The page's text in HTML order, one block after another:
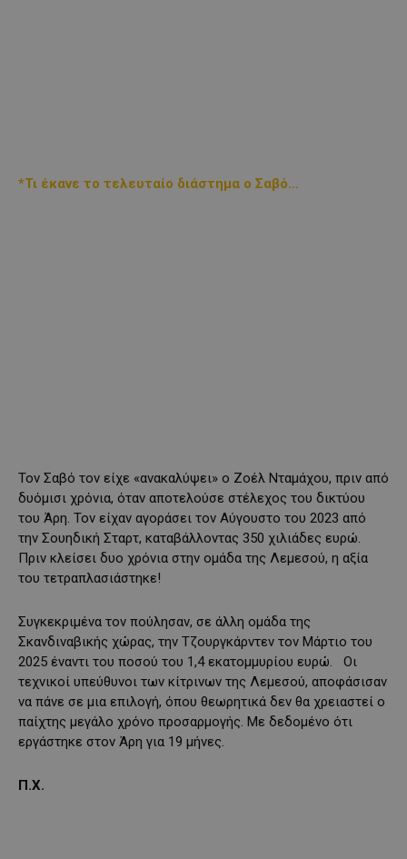
*Τι έκανε το τελευταίο διάστημα ο Σαβό…
Τον Σαβό τον είχε «ανακαλύψει» ο Ζοέλ Νταμάχου, πριν από
δυόμισι χρόνια, όταν αποτελούσε στέλεχος του δικτύου
του Άρη. Τον είχαν αγοράσει τον Αύγουστο του 2023 από
την Σουηδική Σταρτ, καταβάλλοντας 350 χιλιάδες ευρώ.
Πριν κλείσει δυο χρόνια στην ομάδα της Λεμεσού, η αξία
του τετραπλασιάστηκε!
Συγκεκριμένα τον πούλησαν, σε άλλη ομάδα της
Σκανδιναβικής χώρας, την Τζουργκάρντεν τον Μάρτιο του
2025 έναντι του ποσού του 1,4 εκατομμυρίου ευρώ. Οι
τεχνικοί υπεύθυνοι των κίτρινων της Λεμεσού, αποφάσισαν
να πάνε σε μια επιλογή, όπου θεωρητικά δεν θα χρειαστεί ο
παίχτης μεγάλο χρόνο προσαρμογής. Με δεδομένο ότι
εργάστηκε στον Άρη για 19 μήνες.
Π.Χ.